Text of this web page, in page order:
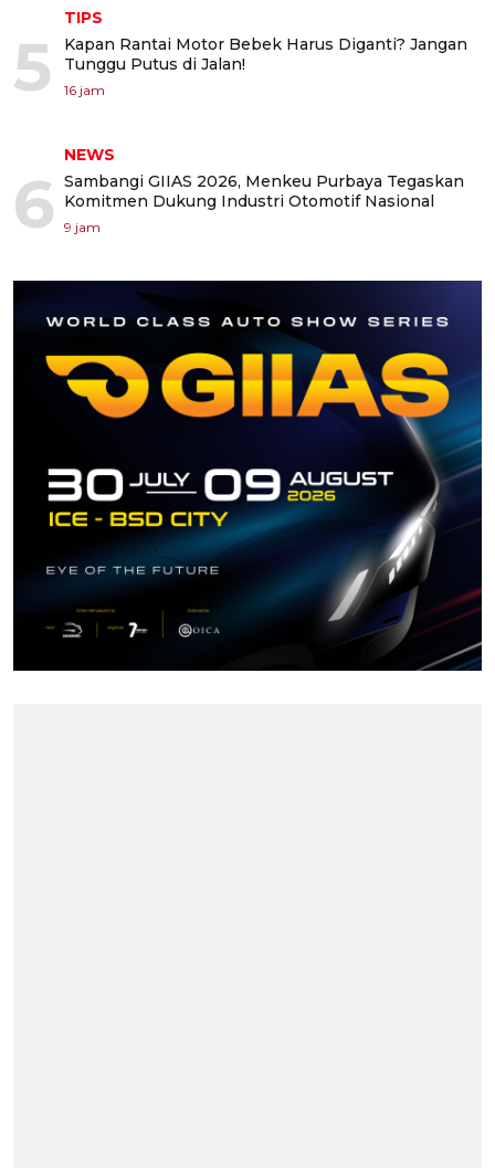
5
TIPS
Kapan Rantai Motor Bebek Harus Diganti? Jangan
Tunggu Putus di Jalan!
16 jam
6
NEWS
Sambangi GIIAS 2026, Menkeu Purbaya Tegaskan
Komitmen Dukung Industri Otomotif Nasional
9 jam